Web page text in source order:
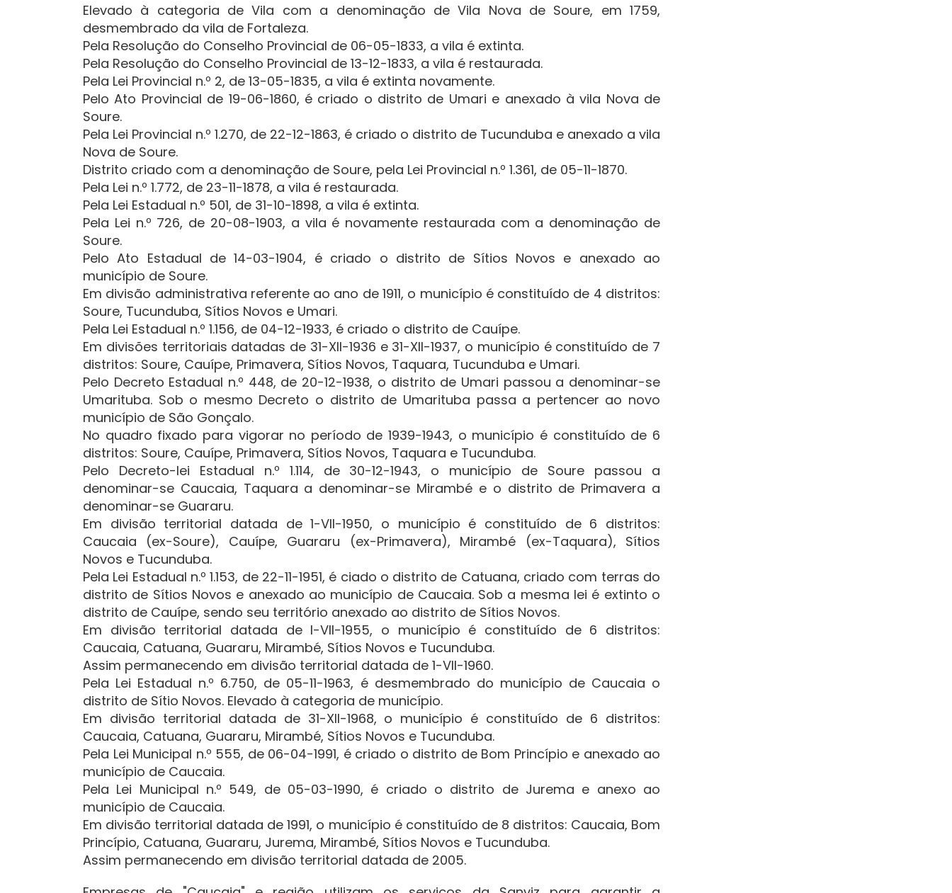
Elevado à categoria de Vila com a denominação de Vila Nova de Soure, em 1759,
desmembrado da vila de Fortaleza.
Pela Resolução do Conselho Provincial de 06-05-1833, a vila é extinta.
Pela Resolução do Conselho Provincial de 13-12-1833, a vila é restaurada.
Pela Lei Provincial n.º 2, de 13-05-1835, a vila é extinta novamente.
Pelo Ato Provincial de 19-06-1860, é criado o distrito de Umari e anexado à vila Nova de
Soure.
Pela Lei Provincial n.º 1.270, de 22-12-1863, é criado o distrito de Tucunduba e anexado a vila
Nova de Soure.
Distrito criado com a denominação de Soure, pela Lei Provincial n.º 1.361, de 05-11-1870.
Pela Lei n.º 1.772, de 23-11-1878, a vila é restaurada.
Pela Lei Estadual n.º 501, de 31-10-1898, a vila é extinta.
Pela Lei n.º 726, de 20-08-1903, a vila é novamente restaurada com a denominação de
Soure.
Pelo Ato Estadual de 14-03-1904, é criado o distrito de Sítios Novos e anexado ao
município de Soure.
Em divisão administrativa referente ao ano de 1911, o município é constituído de 4 distritos:
Soure, Tucunduba, Sítios Novos e Umari.
Pela Lei Estadual n.º 1.156, de 04-12-1933, é criado o distrito de Cauípe.
Em divisões territoriais datadas de 31-XII-1936 e 31-XII-1937, o município é constituído de 7
distritos: Soure, Cauípe, Primavera, Sítios Novos, Taquara, Tucunduba e Umari.
Pelo Decreto Estadual n.º 448, de 20-12-1938, o distrito de Umari passou a denominar-se
Umarituba. Sob o mesmo Decreto o distrito de Umarituba passa a pertencer ao novo
município de São Gonçalo.
No quadro fixado para vigorar no período de 1939-1943, o município é constituído de 6
distritos: Soure, Cauípe, Primavera, Sítios Novos, Taquara e Tucunduba.
Pelo Decreto-lei Estadual n.º 1.114, de 30-12-1943, o município de Soure passou a
denominar-se Caucaia, Taquara a denominar-se Mirambé e o distrito de Primavera a
denominar-se Guararu.
Em divisão territorial datada de 1-VII-1950, o município é constituído de 6 distritos:
Caucaia (ex-Soure), Cauípe, Guararu (ex-Primavera), Mirambé (ex-Taquara), Sítios
Novos e Tucunduba.
Pela Lei Estadual n.º 1.153, de 22-11-1951, é ciado o distrito de Catuana, criado com terras do
distrito de Sítios Novos e anexado ao município de Caucaia. Sob a mesma lei é extinto o
distrito de Cauípe, sendo seu território anexado ao distrito de Sítios Novos.
Em divisão territorial datada de I-VII-1955, o município é constituído de 6 distritos:
Caucaia, Catuana, Guararu, Mirambé, Sítios Novos e Tucunduba.
Assim permanecendo em divisão territorial datada de 1-VII-1960.
Pela Lei Estadual n.º 6.750, de 05-11-1963, é desmembrado do município de Caucaia o
distrito de Sítio Novos. Elevado à categoria de município.
Em divisão territorial datada de 31-XII-1968, o município é constituído de 6 distritos:
Caucaia, Catuana, Guararu, Mirambé, Sítios Novos e Tucunduba.
Pela Lei Municipal n.º 555, de 06-04-1991, é criado o distrito de Bom Princípio e anexado ao
município de Caucaia.
Pela Lei Municipal n.º 549, de 05-03-1990, é criado o distrito de Jurema e anexo ao
município de Caucaia.
Em divisão territorial datada de 1991, o município é constituído de 8 distritos: Caucaia, Bom
Princípio, Catuana, Guararu, Jurema, Mirambé, Sítios Novos e Tucunduba.
Assim permanecendo em divisão territorial datada de 2005.